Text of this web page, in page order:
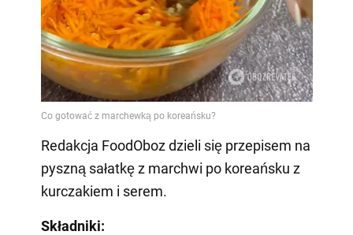
Redakcja FoodOboz dzieli się przepisem na
pyszną sałatkę z marchwi po koreańsku z
kurczakiem i serem.
Składniki: